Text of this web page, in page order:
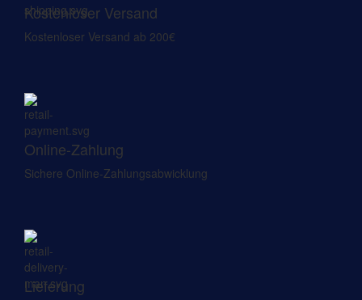
Kostenloser Versand
Kostenloser Versand ab 200€
Online-Zahlung
Sichere Online-Zahlungsabwicklung
Lieferung